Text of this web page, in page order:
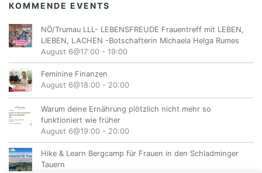
KOMMENDE EVENTS
NÖ/Trumau LLL- LEBENSFREUDE Frauentreff mit LEBEN,
LIEBEN, LACHEN -Botschafterin Michaela Helga Rumes
August 6@17:00 - 19:00
Feminine Finanzen
August 6@18:00 - 20:00
Warum deine Ernährung plötzlich nicht mehr so
funktioniert wie früher
August 6@19:00 - 20:00
Hike & Learn Bergcamp für Frauen in den Schladminger
Tauern